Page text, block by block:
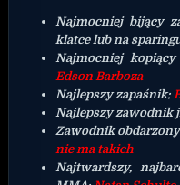
Najmocniej bijący
klatce lub na
Najmocniej
Edson Barboza
Najlepszy zapaśnik:
Najlepszy zawodnik
Zawodnik
nie ma takich
Najtwardszy,